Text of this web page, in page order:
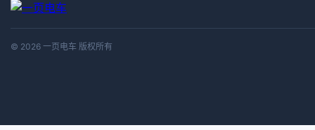
© 2026 一页电车 版权所有